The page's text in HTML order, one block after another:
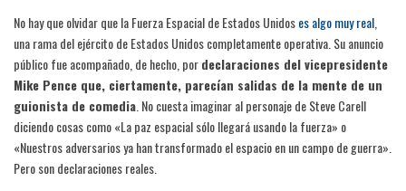
No hay que olvidar que la Fuerza Espacial de Estados Unidoses algo muy real,
una rama del ejército de Estados Unidos completamente operativa. Su anuncio
público fue acompañado, de hecho, pordeclaraciones del vicepresidente
Mike Pence que, ciertamente, parecían salidas de la mente de un
guionista de comedia. No cuesta imaginar al personaje de Steve Carell
diciendo cosas como «La paz espacial sólo llegará usando la fuerza» o
«Nuestros adversarios ya han transformado el espacio en un campo de guerra».
Pero son declaraciones reales.